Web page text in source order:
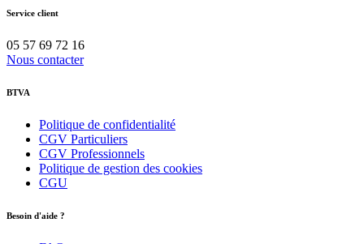
Service client
05 57 69 72 16
Nous contacter
BTVA
Politique de confidentialité
CGV Particuliers
CGV Professionnels
Politique de gestion des cookies
CGU
Besoin d'aide ?